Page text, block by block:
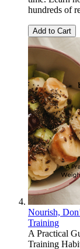
hundreds of
Add to Cart
Nourish,
Training
A Practical
Training